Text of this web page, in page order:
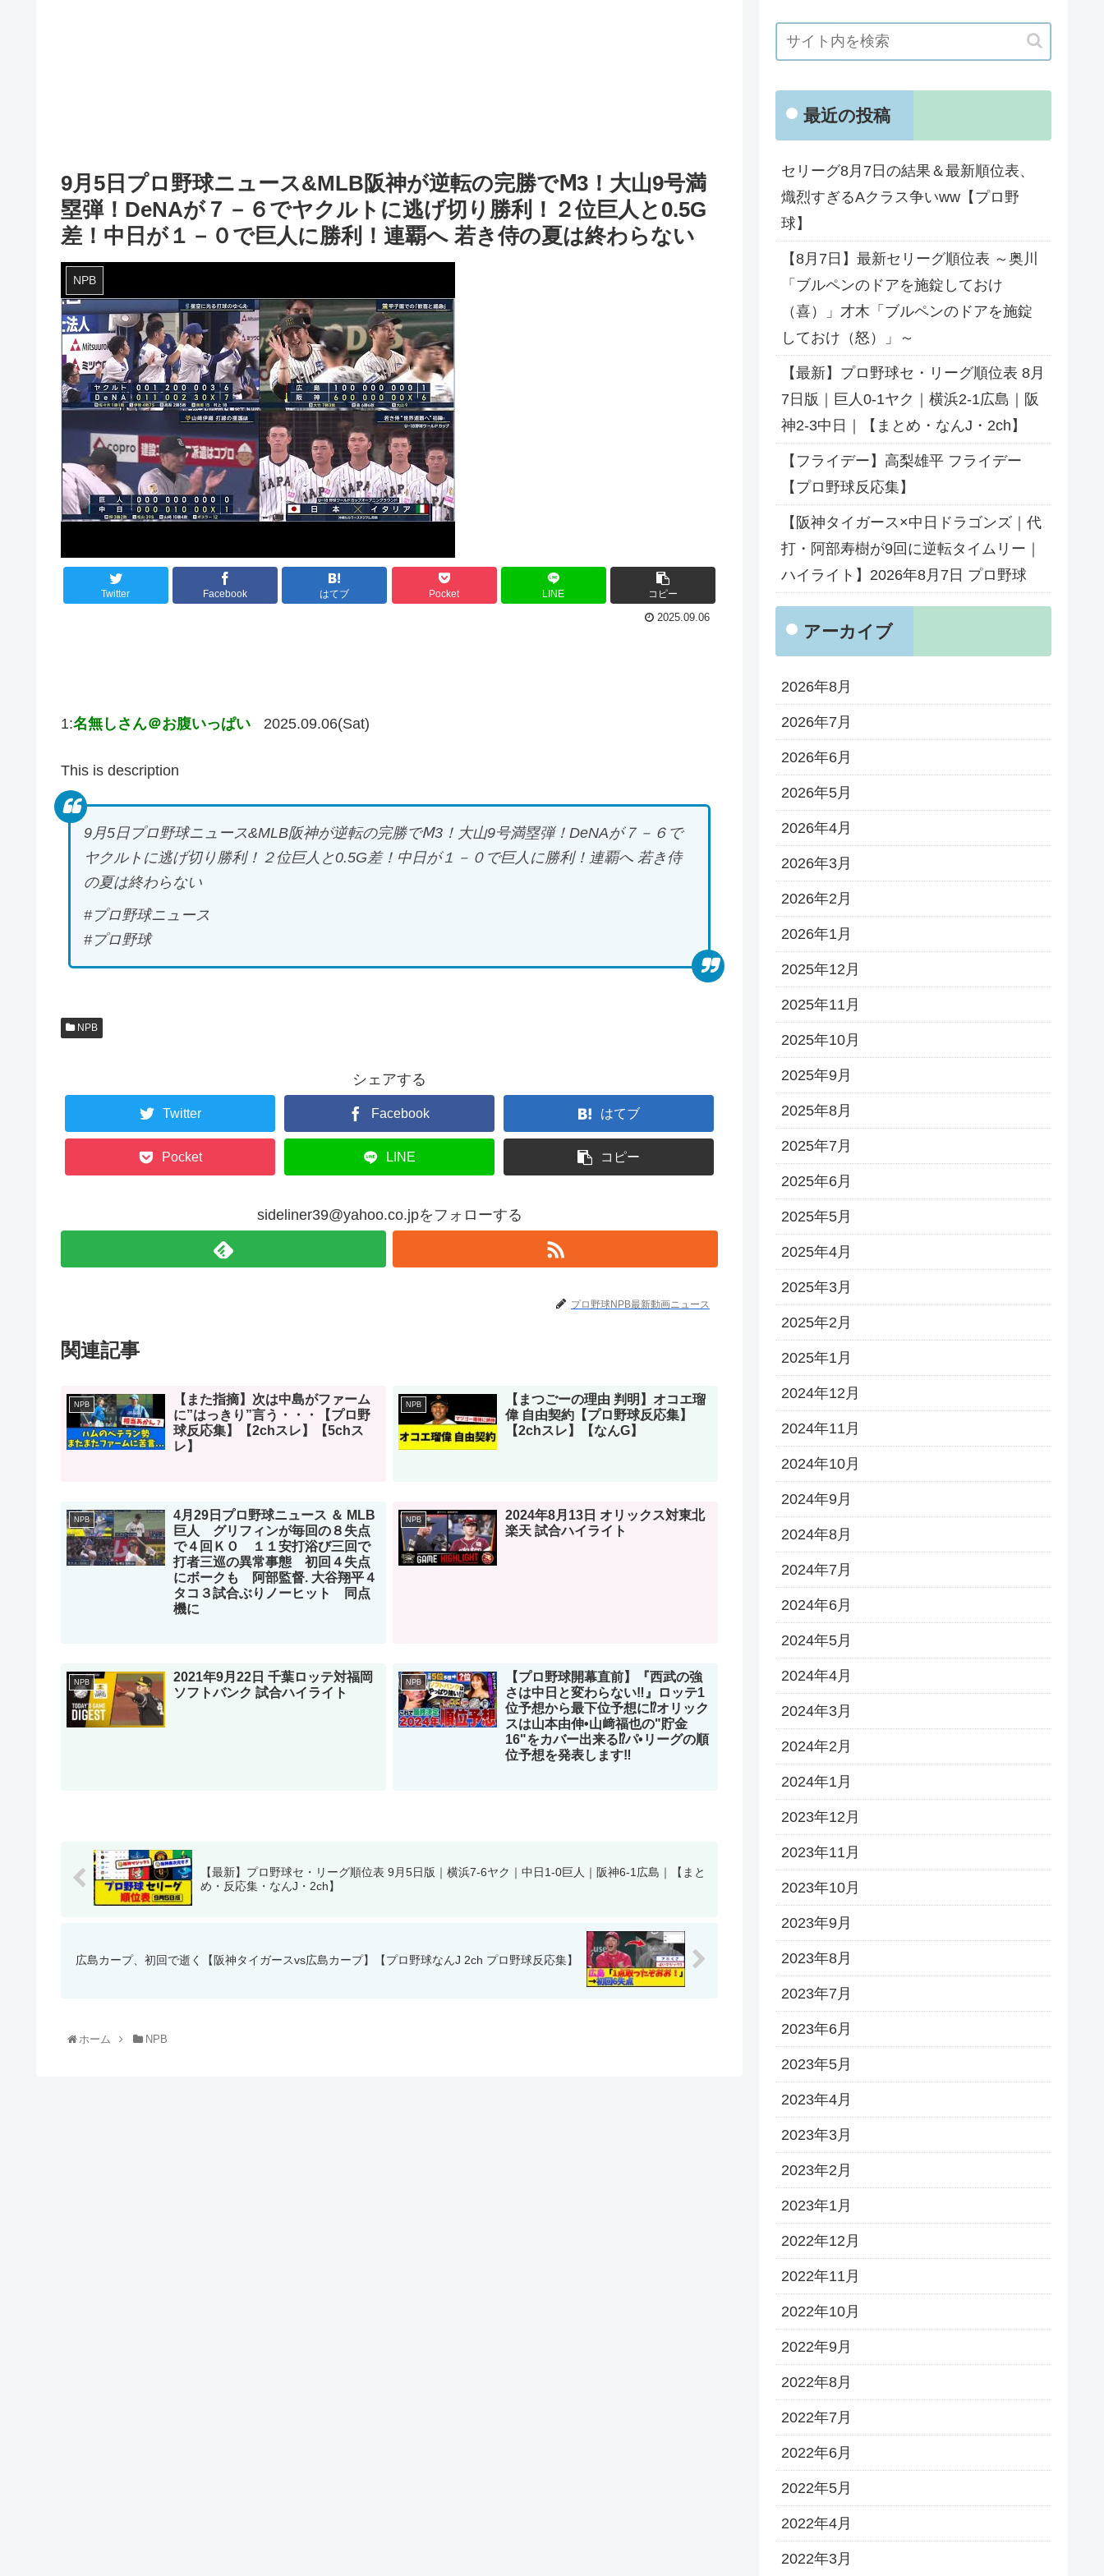
9月5日プロ野球ニュース&MLB阪神が逆転の完勝でⅯ3！大山9号満
塁弾！DeNAが７－６でヤクルトに逃げ切り勝利！２位巨人と0.5G
差！中日が１－０で巨人に勝利！連覇へ 若き侍の夏は終わらない
NPB
Twitter Facebook はてブ Pocket LINE コピー
2025.09.06
1:名無しさん＠お腹いっぱい 2025.09.06(Sat)
This is description
9月5日プロ野球ニュース&MLB阪神が逆転の完勝でⅯ3！大山9号満塁弾！DeNAが７－６で
ヤクルトに逃げ切り勝利！２位巨人と0.5G差！中日が１－０で巨人に勝利！連覇へ 若き侍
の夏は終わらない
#プロ野球ニュース
#プロ野球
NPB
シェアする
Twitter Facebook はてブ
Pocket LINE コピー
sideliner39@yahoo.co.jpをフォローする
プロ野球NPB最新動画ニュース
関連記事
NPB
【また指摘】次は中島がファーム
に”はっきり”言う・・・【プロ野
球反応集】【2chスレ】【5chス
レ】
NPB
【まつごーの理由 判明】オコエ瑠
偉 自由契約【プロ野球反応集】
【2chスレ】【なんG】
NPB
4月29日プロ野球ニュース ＆ MLB
巨人 グリフィンが毎回の８失点
で４回ＫＯ １１安打浴び三回で
打者三巡の異常事態 初回４失点
にボークも 阿部監督. 大谷翔平４
タコ３試合ぶりノーヒット 同点
機に
NPB
2024年8月13日 オリックス対東北
楽天 試合ハイライト
NPB
2021年9月22日 千葉ロッテ対福岡
ソフトバンク 試合ハイライト
NPB
【プロ野球開幕直前】『西武の強
さは中日と変わらない‼︎』ロッテ1
位予想から最下位予想に⁉︎オリック
スは山本由伸•山﨑福也の"貯金
16"をカバー出来る⁉︎パ•リーグの順
位予想を発表します‼︎
【最新】プロ野球セ・リーグ順位表 9月5日版｜横浜7-6ヤク｜中日1-0巨人｜阪神6-1広島｜【まと
め・反応集・なんJ・2ch】
広島カープ、初回で逝く【阪神タイガースvs広島カープ】【プロ野球なんJ 2ch プロ野球反応集】
ホーム NPB
最近の投稿
セリーグ8月7日の結果＆最新順位表、
熾烈すぎるAクラス争いww【プロ野
球】
【8月7日】最新セリーグ順位表 ～奥川
「ブルペンのドアを施錠しておけ
（喜）」才木「ブルペンのドアを施錠
しておけ（怒）」～
【最新】プロ野球セ・リーグ順位表 8月
7日版｜巨人0-1ヤク｜横浜2-1広島｜阪
神2-3中日｜【まとめ・なんJ・2ch】
【フライデー】高梨雄平 フライデー
【プロ野球反応集】
【阪神タイガース×中日ドラゴンズ｜代
打・阿部寿樹が9回に逆転タイムリー｜
ハイライト】2026年8月7日 プロ野球
アーカイブ
2026年8月
2026年7月
2026年6月
2026年5月
2026年4月
2026年3月
2026年2月
2026年1月
2025年12月
2025年11月
2025年10月
2025年9月
2025年8月
2025年7月
2025年6月
2025年5月
2025年4月
2025年3月
2025年2月
2025年1月
2024年12月
2024年11月
2024年10月
2024年9月
2024年8月
2024年7月
2024年6月
2024年5月
2024年4月
2024年3月
2024年2月
2024年1月
2023年12月
2023年11月
2023年10月
2023年9月
2023年8月
2023年7月
2023年6月
2023年5月
2023年4月
2023年3月
2023年2月
2023年1月
2022年12月
2022年11月
2022年10月
2022年9月
2022年8月
2022年7月
2022年6月
2022年5月
2022年4月
2022年3月